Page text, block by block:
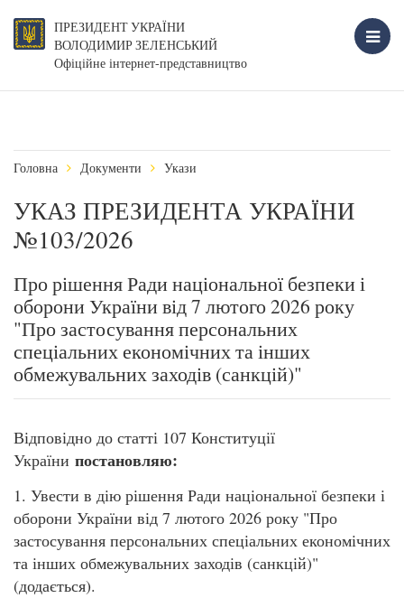
ПРЕЗИДЕНТ УКРАЇНИ
ВОЛОДИМИР ЗЕЛЕНСЬКИЙ
Офіційне інтернет-представництво
Головна Документи Укази
УКАЗ ПРЕЗИДЕНТА УКРАЇНИ
№103/2026
Про рішення Ради національної безпеки і
оборони України від 7 лютого 2026 року
"Про застосування персональних
спеціальних економічних та інших
обмежувальних заходів (санкцій)"
Відповідно до статті 107 Конституції
України постановляю:
1. Увести в дію рішення Ради національної безпеки і
оборони України від 7 лютого 2026 року "Про
застосування персональних спеціальних економічних
та інших обмежувальних заходів (санкцій)"
(додається).